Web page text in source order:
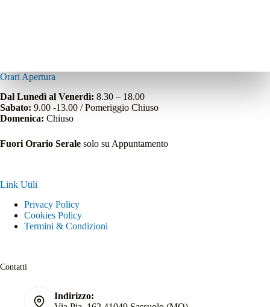
Orari Apertura
Dal Lunedì al Venerdì: 8.30 – 18.00
Sabato: 9.00 -13.00 / Pomeriggio Chiuso
Domenica: Chiuso
Fuori Orario Serale solo su Appuntamento
Link Utili
Privacy Policy
Cookies Policy
Termini & Condizioni
Contatti
Indirizzo: